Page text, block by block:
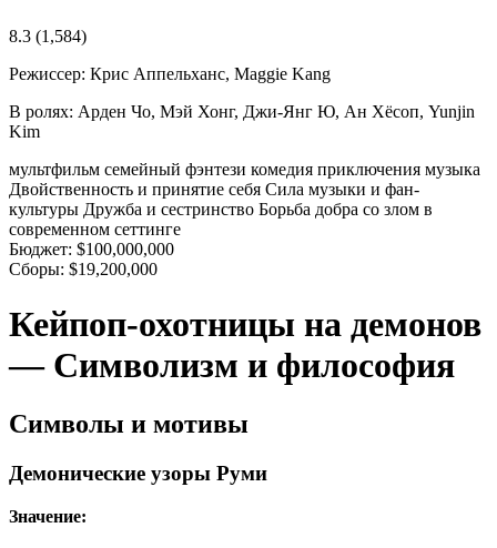
8.3 (1,584)
Режиссер: Крис Аппельханс, Maggie Kang
В ролях: Арден Чо, Мэй Хонг, Джи-Янг Ю, Ан Хёсоп, Yunjin
Kim
мультфильм семейный фэнтези комедия приключения музыка
Двойственность и принятие себя Сила музыки и фан-
культуры Дружба и сестринство Борьба добра со злом в
современном сеттинге
Бюджет: $100,000,000
Сборы: $19,200,000
Кейпоп-охотницы на демонов
— Символизм и философия
Символы и мотивы
Демонические узоры Руми
Значение: